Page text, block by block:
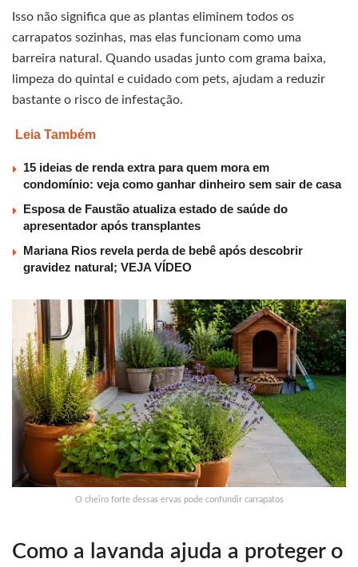
Isso não significa que as plantas eliminem todos os
carrapatos sozinhas, mas elas funcionam como uma
barreira natural. Quando usadas junto com grama baixa,
limpeza do quintal e cuidado com pets, ajudam a reduzir
bastante o risco de infestação.
Leia Também
15 ideias de renda extra para quem mora em
condomínio: veja como ganhar dinheiro sem sair de casa
Esposa de Faustão atualiza estado de saúde do
apresentador após transplantes
Mariana Rios revela perda de bebê após descobrir
gravidez natural; VEJA VÍDEO
O cheiro forte dessas ervas pode confundir carrapatos
Como a lavanda ajuda a proteger o